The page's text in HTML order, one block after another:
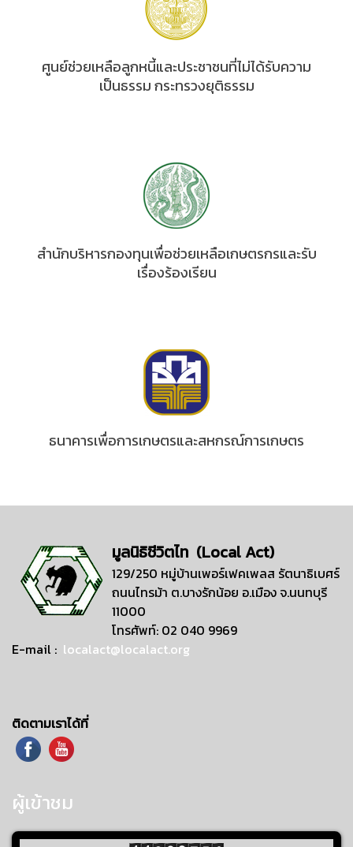
ศูนย์ช่วยเหลือลูกหนี้และประชาชนที่ไม่ได้รับความ
เป็นธรรม กระทรวงยุติธรรม
สำนักบริหารกองทุนเพื่อช่วยเหลือเกษตรกรและรับ
เรื่องร้องเรียน
ธนาคารเพื่อการเกษตรและสหกรณ์การเกษตร
มูลนิธิชีวิตไท (Local Act)
129/250 หมู่บ้านเพอร์เฟคเพลส รัตนาธิเบศร์
ถนนไทรม้า ต.บางรักน้อย อ.เมือง จ.นนทบุรี
11000
โทรศัพท์: 02 040 9969
E-mail : localact@localact.org
ติดตามเราได้ที่
ผู้เข้าชม